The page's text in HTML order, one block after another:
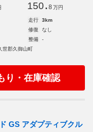
150. 8 万円
走行
3km
修復
なし
整備
-
世郡久御山町
り・在庫確認
GS アダプティブクル